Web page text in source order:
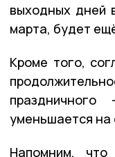
выходных дней
марта, будет
Кроме того,
уменьшается на
Напомним,